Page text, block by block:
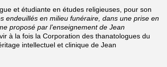
et étudiante en études religieuses, pour son
endeuillés en milieu funéraire, dans une prise en
proposé par l’enseignement de Jean
à la fois la Corporation des thanatologues du
intellectuel et clinique de Jean